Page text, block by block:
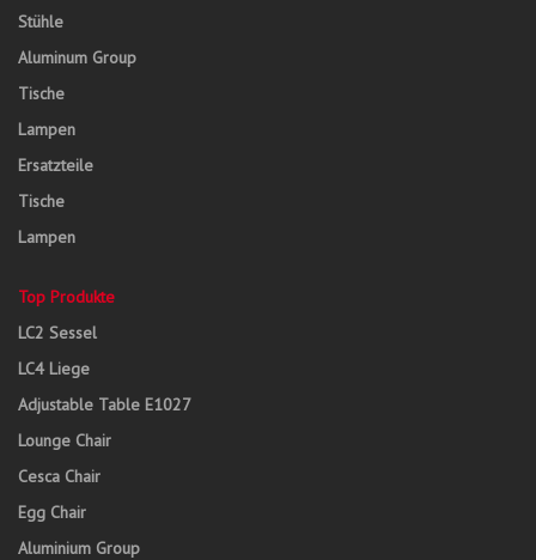
Stühle
Aluminum Group
Tische
Lampen
Ersatzteile
Tische
Lampen
Top Produkte
LC2 Sessel
LC4 Liege
Adjustable Table E1027
Lounge Chair
Cesca Chair
Egg Chair
Aluminium Group